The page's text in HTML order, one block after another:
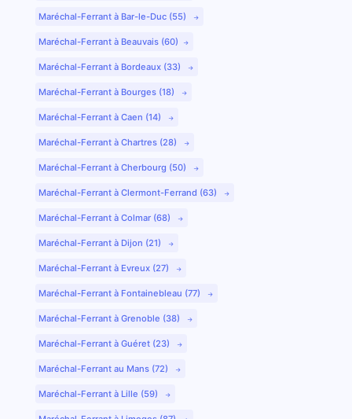
Maréchal-Ferrant à Bar-le-Duc (55)
Maréchal-Ferrant à Beauvais (60)
Maréchal-Ferrant à Bordeaux (33)
Maréchal-Ferrant à Bourges (18)
Maréchal-Ferrant à Caen (14)
Maréchal-Ferrant à Chartres (28)
Maréchal-Ferrant à Cherbourg (50)
Maréchal-Ferrant à Clermont-Ferrand (63)
Maréchal-Ferrant à Colmar (68)
Maréchal-Ferrant à Dijon (21)
Maréchal-Ferrant à Evreux (27)
Maréchal-Ferrant à Fontainebleau (77)
Maréchal-Ferrant à Grenoble (38)
Maréchal-Ferrant à Guéret (23)
Maréchal-Ferrant au Mans (72)
Maréchal-Ferrant à Lille (59)